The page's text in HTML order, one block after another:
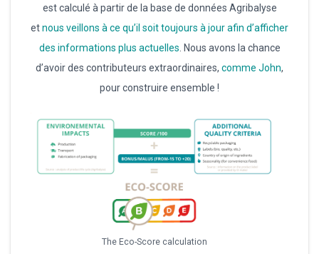
est calculé à partir de la base de données Agribalyse
etnous veillons à ce qu’il soit toujours à jour afin d’afficher
des informations plus actuelles . Nous avons la chance
d’avoir des contributeurs extraordinaires, comme John,
pour construire ensemble !
The Eco-Score calculation